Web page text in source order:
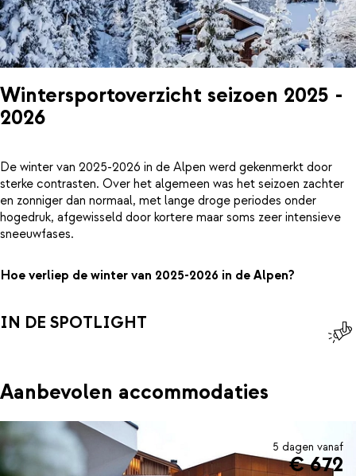
Wintersportoverzicht seizoen 2025 -
2026
De winter van 2025-2026 in de Alpen werd gekenmerkt door
sterke contrasten. Over het algemeen was het seizoen zachter
en zonniger dan normaal, met lange droge periodes onder
hogedruk, afgewisseld door kortere maar soms zeer intensieve
sneeuwfases.
Hoe verliep de winter van 2025-2026 in de Alpen?
IN DE SPOTLIGHT
Aanbevolen accommodaties
5 dagen vanaf
€ 672